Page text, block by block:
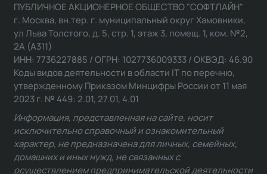
ПУБЛИЧНОЕ АКЦИОНЕРНОЕ ОБЩЕСТВО "СОФТЛАЙН"
г. Москва, вн.тер. г. муниципальный округ Хамовники,
ул Льва Толстого, д. 5, стр. 1, этаж 3, помещ. 1, ком. №2,
2А (А311)
ИНН: 7736227885 / ОГРН: 1027736009333 / ОКВЭД: 46.90
Коды видов деятельности в области IT по перечню,
утвержденному Приказом Минцифры России от 11 мая
2023 г. № 449: 2.01, 27.01, 4.01
Информация, представленная на сайте, носит
исключительно справочный и ознакомительный
характер, не предназначена для личных, семейных,
домашних и иных нужд, не связанных с
осуществлением предпринимательской деятельности